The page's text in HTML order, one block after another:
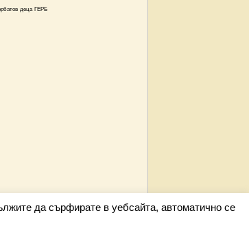
деца ГЕРБ
да сърфирате в уебсайта, автоматично се